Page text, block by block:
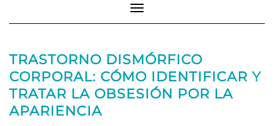
Toggle Navigation
TRASTORNO DISMÓRFICO
CORPORAL: CÓMO IDENTIFICAR Y
TRATAR LA OBSESIÓN POR LA
APARIENCIA